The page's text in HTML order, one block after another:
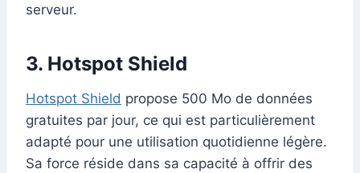
serveur.
3. Hotspot Shield
Hotspot Shield propose 500 Mo de données
gratuites par jour, ce qui est particulièrement
adapté pour une utilisation quotidienne légère.
Sa force réside dans sa capacité à offrir des